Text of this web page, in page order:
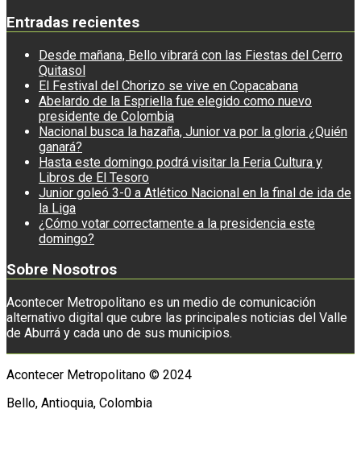
Entradas recientes
Desde mañana, Bello vibrará con las Fiestas del Cerro
Quitasol
El Festival del Chorizo se vive en Copacabana
Abelardo de la Espriella fue elegido como nuevo
presidente de Colombia
Nacional busca la hazaña, Junior va por la gloria ¿Quién
ganará?
Hasta este domingo podrá visitar la Feria Cultura y
Libros de El Tesoro
Junior goleó 3-0 a Atlético Nacional en la final de ida de
la Liga
¿Cómo votar correctamente a la presidencia este
domingo?
Sobre Nosotros
Acontecer Metropolitano es un medio de comunicación
alternativo digital que cubre las principales noticias del Valle
de Aburrá y cada uno de sus municipios.
Acontecer Metropolitano © 2024
Bello, Antioquia, Colombia